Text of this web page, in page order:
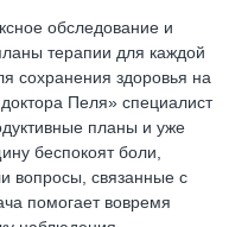
обследование и
терапии для каждой
сохранения здоровья на
Пеля» специалист
планы и уже
беспокоят боли,
вопросы, связанные с
помогает вовремя